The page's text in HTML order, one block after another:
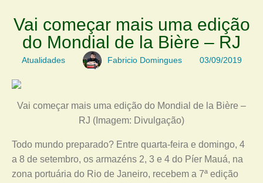
Vai começar mais uma edição
do Mondial de la Bière – RJ
Atualidades Fabricio Domingues 03/09/2019
Vai começar mais uma edição do Mondial de la Bière –
RJ (Imagem: Divulgação)
Todo mundo preparado? Entre quarta-feira e domingo, 4
a 8 de setembro, os armazéns 2, 3 e 4 do Píer Mauá, na
zona portuária do Rio de Janeiro, recebem a 7ª edição